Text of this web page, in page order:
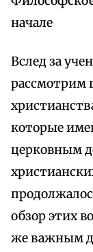
начале
Вслед за
рассмотрим
которые
церковным
обзор этих
же важным